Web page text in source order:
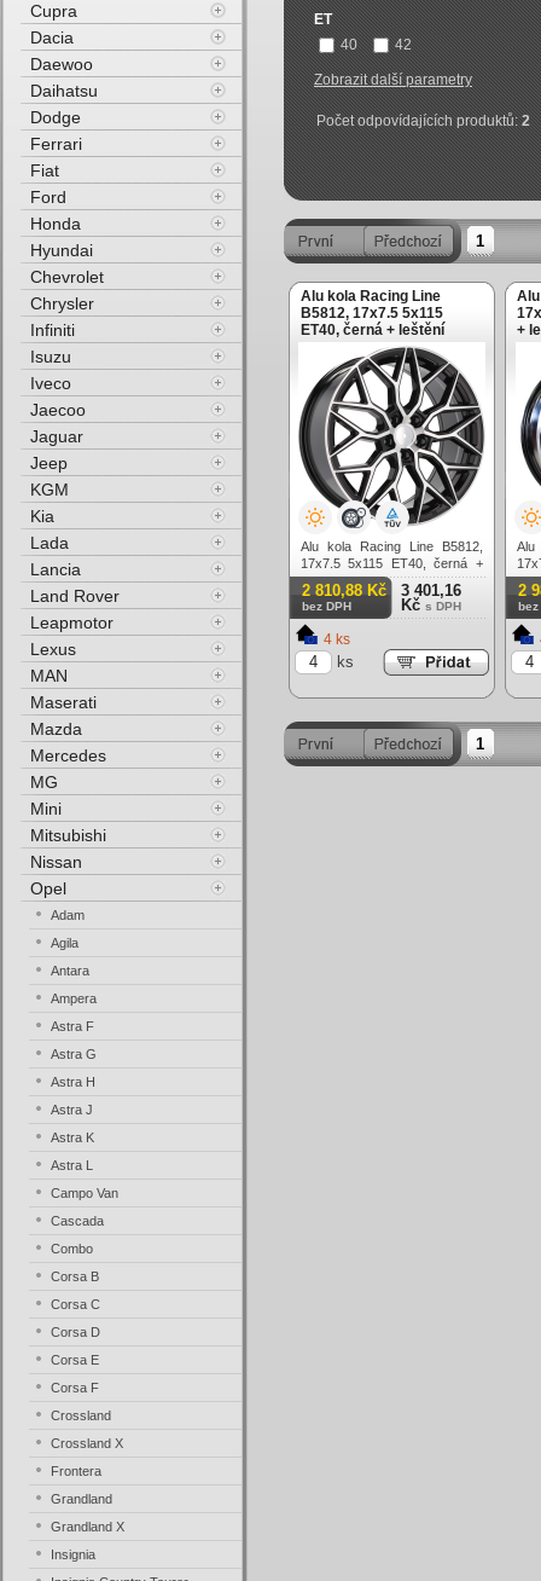
ET
40
42
Zobrazit další parametry
Počet odpovídajících produktů:2
1
Alu kola Racing Line
B5812, 17x7.5 5x115
ET40, černá + leštění
Alu kola Racing Line B5812,
17x7.5 5x115 ET40, černá +
leštění
2 810,88 Kč
bez DPH
3 401,16
Kč s DPH
4 ks
ks
+
2
bez
1
Cupra
Dacia
Daewoo
Daihatsu
Dodge
Ferrari
Fiat
Ford
Honda
Hyundai
Chevrolet
Chrysler
Infiniti
Isuzu
Iveco
Jaecoo
Jaguar
Jeep
KGM
Kia
Lada
Lancia
Land Rover
Leapmotor
Lexus
MAN
Maserati
Mazda
Mercedes
MG
Mini
Mitsubishi
Nissan
Opel
Adam
Agila
Antara
Ampera
Astra F
Astra G
Astra H
Astra J
Astra K
Astra L
Campo Van
Cascada
Combo
Corsa B
Corsa C
Corsa D
Corsa E
Corsa F
Crossland
Crossland X
Frontera
Grandland
Grandland X
Insignia